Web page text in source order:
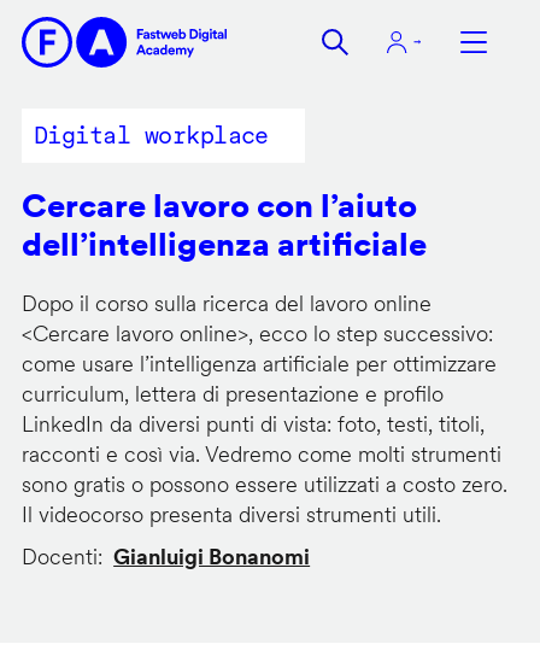
contenuto
Digital workplace
Cercare lavoro con l’aiuto
dell’intelligenza artificiale
Dopo il corso sulla ricerca del lavoro online
<Cercare lavoro online>, ecco lo step successivo:
come usare l’intelligenza artificiale per ottimizzare
curriculum, lettera di presentazione e profilo
LinkedIn da diversi punti di vista: foto, testi, titoli,
racconti e così via. Vedremo come molti strumenti
sono gratis o possono essere utilizzati a costo zero.
Il videocorso presenta diversi strumenti utili.
Docenti
Gianluigi Bonanomi